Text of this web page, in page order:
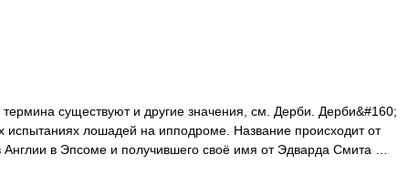
существуют и другие значения, см. Дерби. Дерби&#160;
испытаниях лошадей на ипподроме. Название происходит от
в Эпсоме и получившего своё имя от Эдварда Смита …